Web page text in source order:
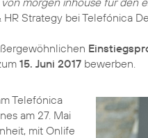
Strategy bei Telefónica
15. Juni 2017 bewerben.
Telefónica
am 27. Mai
mit Onlife